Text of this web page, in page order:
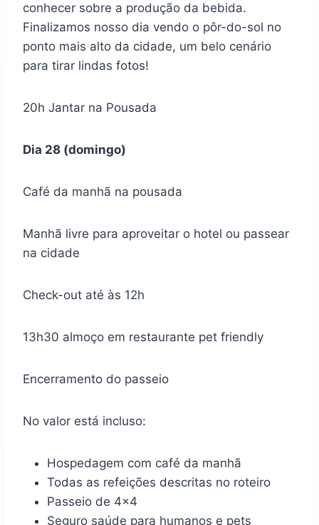
conhecer sobre a produção da bebida.
Finalizamos nosso dia vendo o pôr-do-sol no
ponto mais alto da cidade, um belo cenário
para tirar lindas fotos!
20h Jantar na Pousada
Dia 28 (domingo)
Café da manhã na pousada
Manhã livre para aproveitar o hotel ou passear
na cidade
Check-out até às 12h
13h30 almoço em restaurante pet friendly
Encerramento do passeio
No valor está incluso:
Hospedagem com café da manhã
Todas as refeições descritas no roteiro
Passeio de 4×4
Seguro saúde para humanos e pets